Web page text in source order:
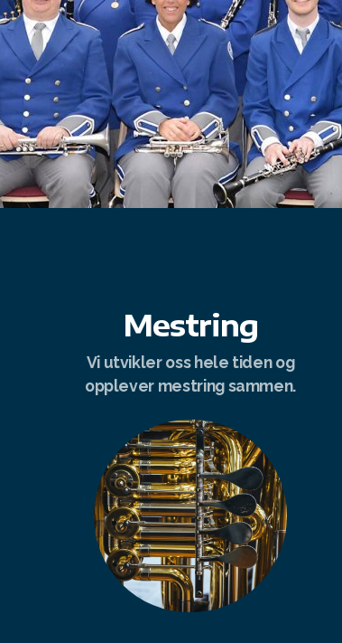
Mestring
Vi utvikler oss hele tiden og
opplever mestring sammen.